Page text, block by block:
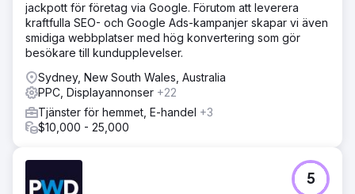
jackpott för företag via Google. Förutom att leverera
kraftfulla SEO- och Google Ads-kampanjer skapar vi även
smidiga webbplatser med hög konvertering som gör
besökare till kundupplevelser.
Sydney, New South Wales, Australia
PPC, Displayannonser +22
Tjänster för hemmet, E-handel +3
$10,000 - 25,000
5